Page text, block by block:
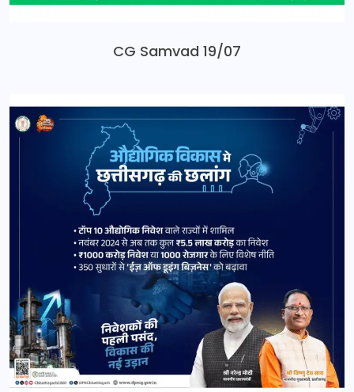
CG Samvad 19/07